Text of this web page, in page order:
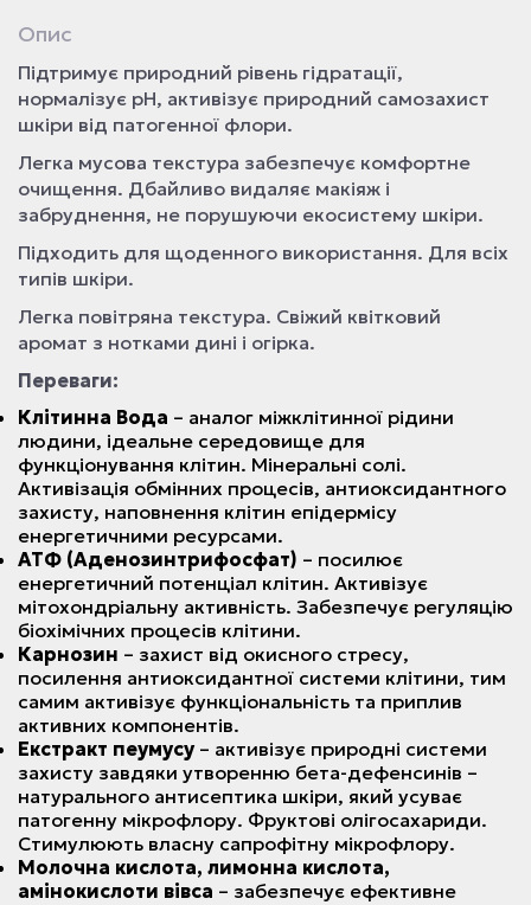
Опис
Підтримує природний рівень гідратації,
нормалізує pH, активізує природний самозахист
шкіри від патогенної флори.
Легка мусова текстура забезпечує комфортне
очищення. Дбайливо видаляє макіяж і
забруднення, не порушуючи екосистему шкіри.
Підходить для щоденного використання. Для всіх
типів шкіри.
Легка повітряна текстура. Свіжий квітковий
аромат з нотками дині і огірка.
Переваги:
Клітинна Вода – аналог міжклітинної рідини
людини, ідеальне середовище для
функціонування клітин. Мінеральні солі.
Активізація обмінних процесів, антиоксидантного
захисту, наповнення клітин епідермісу
енергетичними ресурсами.
АТФ (Аденозинтрифосфат) – посилює
енергетичний потенціал клітин. Активізує
мітохондріальну активність. Забезпечує регуляцію
біохімічних процесів клітини.
Карнозин – захист від окисного стресу,
посилення антиоксидантної системи клітини, тим
самим активізує функціональність та приплив
активних компонентів.
Екстракт пеумусу– активізує природні системи
захисту завдяки утворенню бета-дефенсинів –
натурального антисептика шкіри, який усуває
патогенну мікрофлору. Фруктові олігосахариди.
Стимулюють власну сапрофітну мікрофлору.
Молочна кислота, лимонна кислота,
амінокислоти вівса – забезпечує ефективне